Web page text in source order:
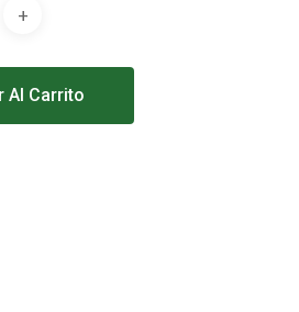
Al Carrito